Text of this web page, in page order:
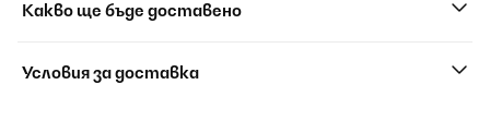
Какво ще бъде доставено
Условия за доставка